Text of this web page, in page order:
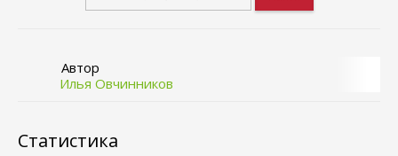
Автор
Илья Овчинников
Статистика